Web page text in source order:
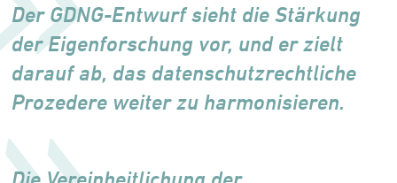
Der GDNG-Entwurf sieht die Stärkung
der Eigenforschung vor, und er zielt
darauf ab, das datenschutzrechtliche
Prozedere weiter zu harmonisieren.